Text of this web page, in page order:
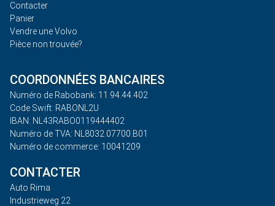
Contacter
Panier
Vendre une Volvo
Pièce non trouvée?
COORDONNÉES BANCAIRES
Numéro de Rabobank: 11.94.44.402
Code Swift: RABONL2U
IBAN: NL43RABO0119444402
Numéro de TVA: NL8032.07700.B01
Numéro de commerce: 10041209
CONTACTER
Auto Rima
Industrieweg 22